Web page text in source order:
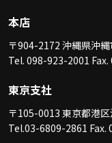
本店
〒904-2172 沖縄県沖
Tel. 098-923-2001
東京支社
〒105-0013 東京都港
Tel.03-6809-2861 Fax.